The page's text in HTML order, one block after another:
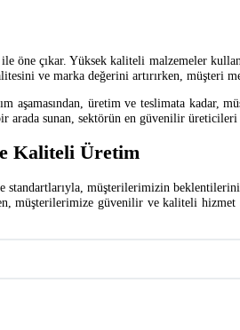
çıkar. Yüksek kaliteli malzemeler
ve marka değerini artırırken, müşteri
aşamasından, üretim ve teslimata
sunan, sektörün en güvenilir üreticileri
Kaliteli Üretim
standartlarıyla, müşterilerimizin
güvenilir ve kaliteli